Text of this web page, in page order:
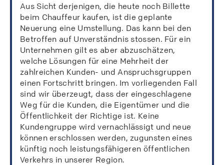
Aus Sicht derjenigen, die heute noch Billette
beim Chauffeur kaufen, ist die geplante
Neuerung eine Umstellung. Das kann bei den
Betroffen auf Unverständnis stossen. Für ein
Unternehmen gilt es aber abzuschätzen,
welche Lösungen für eine Mehrheit der
zahlreichen Kunden- und Anspruchsgruppen
einen Fortschritt bringen. Im vorliegenden Fall
sind wir überzeugt, dass der eingeschlagene
Weg für die Kunden, die Eigentümer und die
Öffentlichkeit der Richtige ist. Keine
Kundengruppe wird vernachlässigt und neue
können erschlossen werden, zugunsten eines
künftig noch leistungsfähigeren öffentlichen
Verkehrs in unserer Region.